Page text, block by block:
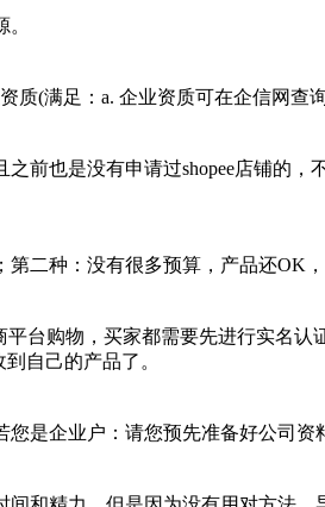
(满足：a. 企业资质可在企信网查
前也是没有申请过shopee店铺的
二种：没有很多预算，产品还OK
台购物，买家都需要先进行实名
自己的产品了。
是企业户：请您预先准备好公司资